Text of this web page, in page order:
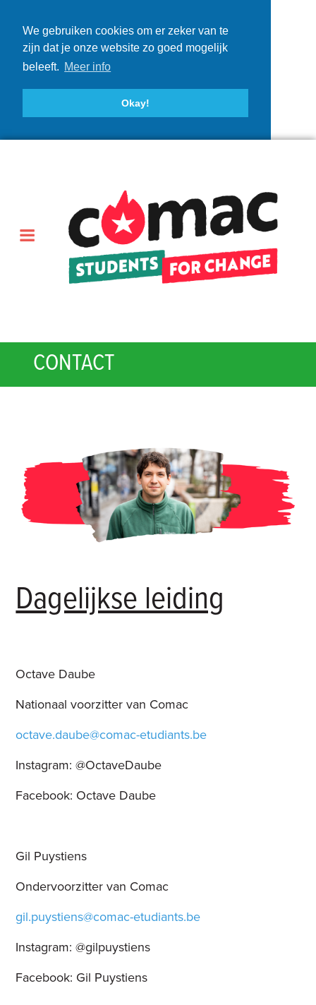
We gebruiken cookies om er zeker van te
zijn dat je onze website zo goed mogelijk
beleeft. Meer info
Okay!
CONTACT
Dagelijkse leiding
Octave Daube
Nationaal voorzitter van Comac
octave.daube@comac-etudiants.be
Instagram: @OctaveDaube
Facebook: Octave Daube
Gil Puystiens
Ondervoorzitter van Comac
gil.puystiens@comac-etudiants.be
Instagram: @gilpuystiens
Facebook: Gil Puystiens